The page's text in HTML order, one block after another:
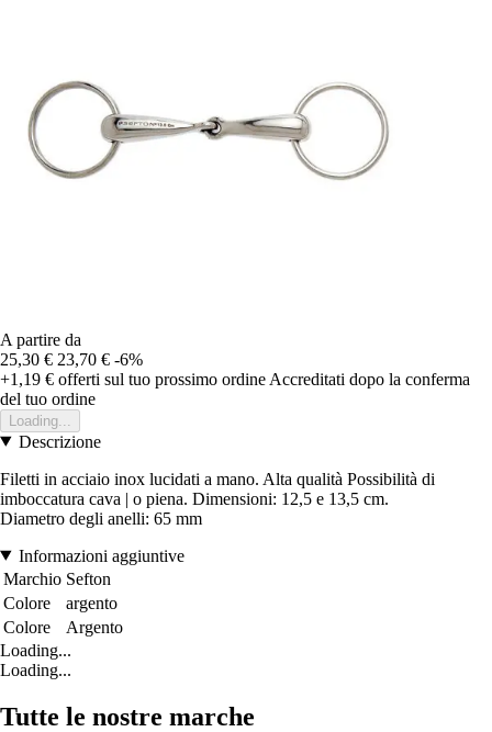
A partire da
25,30 € 23,70 € -6%
+1,19 € offerti sul tuo prossimo ordine Accreditati dopo la conferma
del tuo ordine
Loading...
Descrizione
Filetti in acciaio inox lucidati a mano. Alta qualità Possibilità di
imboccatura cava | o piena. Dimensioni: 12,5 e 13,5 cm.
Diametro degli anelli: 65 mm
Informazioni aggiuntive
Marchio Sefton
Colore
argento
Colore
Argento
Loading...
Loading...
Tutte le nostre marche